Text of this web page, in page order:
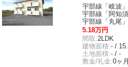
宇部線「岐波
宇部線「阿知
宇部線「丸尾
5.18万円
間取:2LDK
建物面積:- /
土地面積:- / -
敷金/礼金:0ヶ